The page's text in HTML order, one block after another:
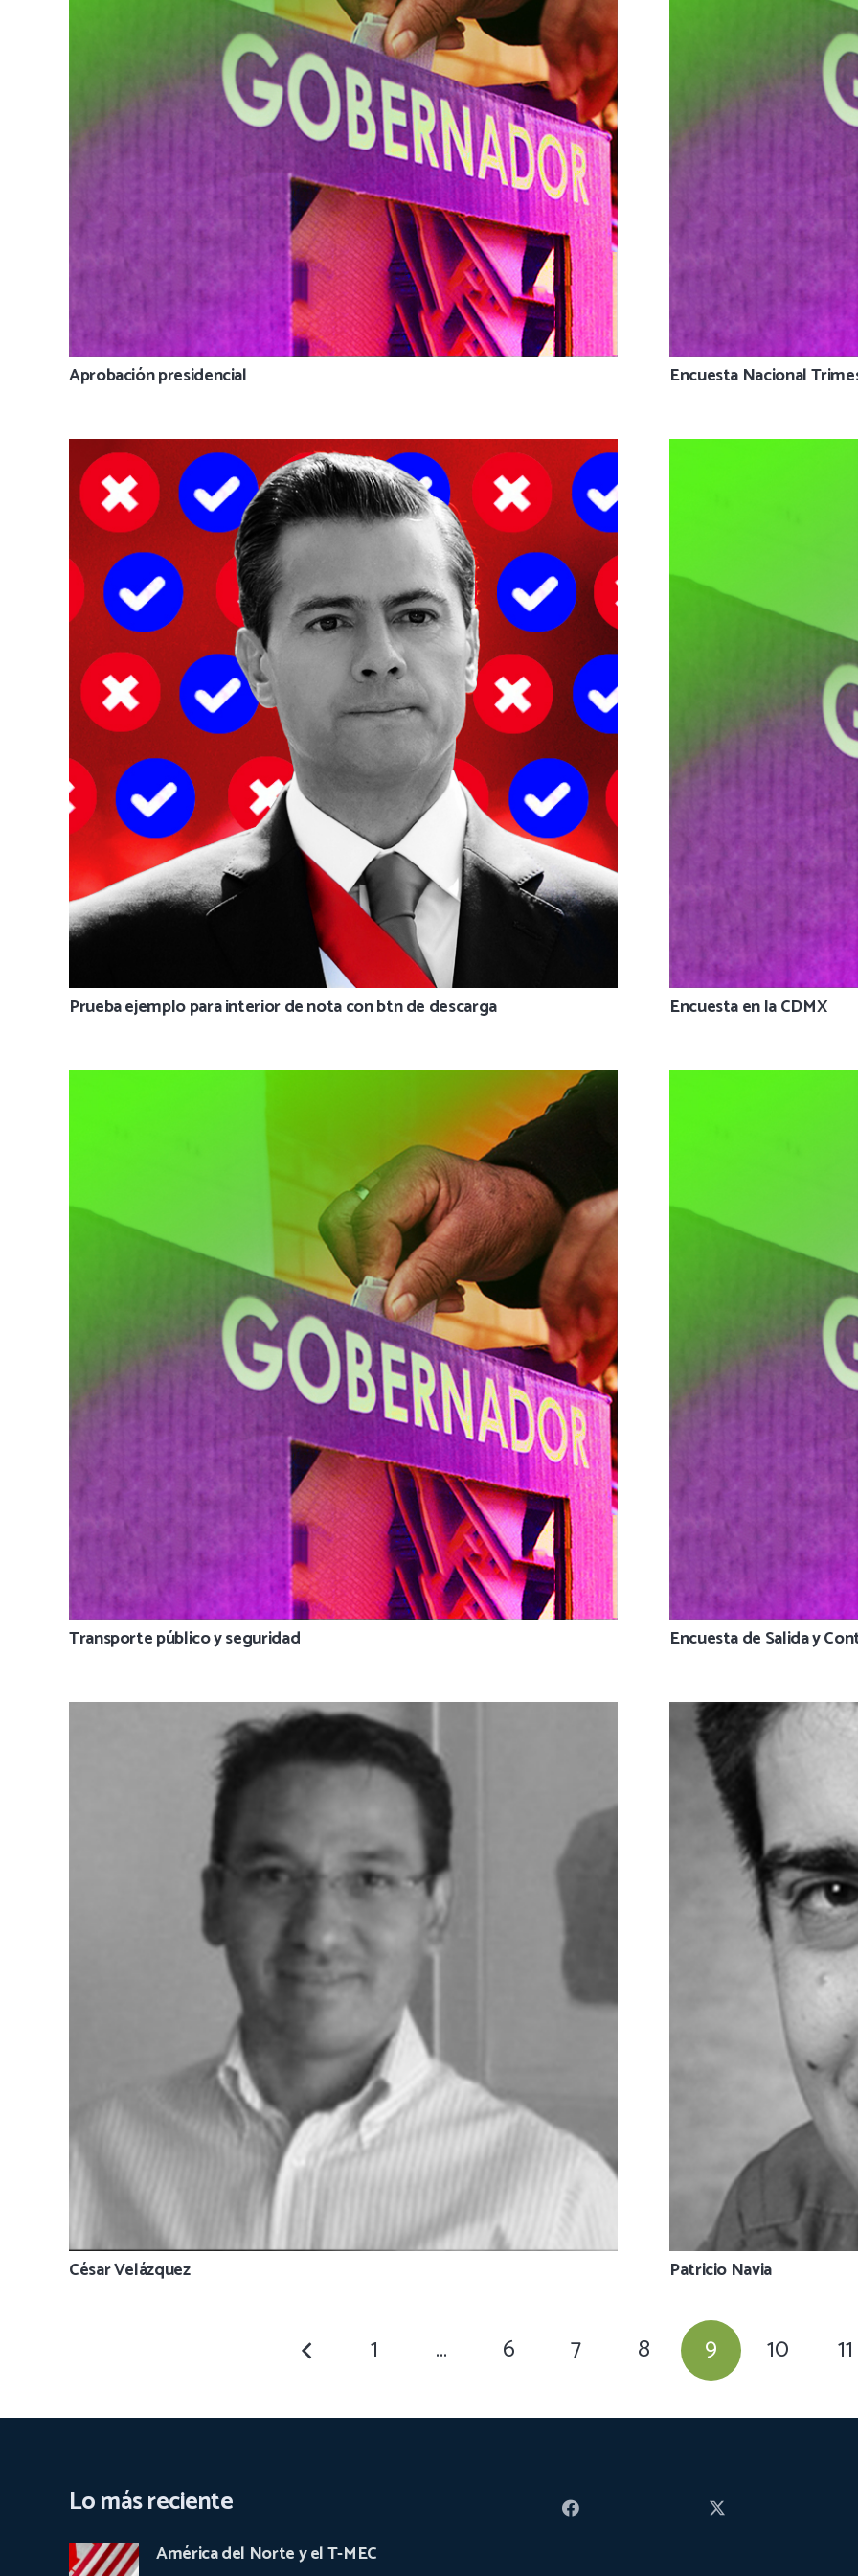
Aprobación presidencial Encuesta Nacional
Prueba ejemplo para interior de nota con btn de descarga Encuesta en la CDMX
Transporte público y seguridad Encuesta de Salida y
César Velázquez Patricio Navia
1 … 6 7 8 9 10 11
Lo más reciente
América del Norte y el T-MEC